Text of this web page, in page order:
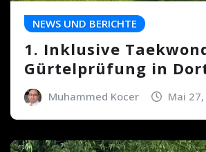
NEWS UND BERICHTE
1. Inklusive
Gürtelprüfung in
Muhammed Kocer Mai